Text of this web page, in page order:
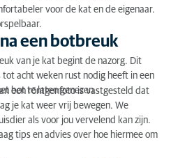
voor de kat en de eigenaar.
een botbreuk
van je kat begint de nazorg. Dit
acht weken rust nodig heeft in een
bot te laten genezen.
een röntgenfoto is vastgesteld dat
je kat weer vrij bewegen. We
als voor jou vervelend kan zijn.
tips en advies over hoe hiermee om